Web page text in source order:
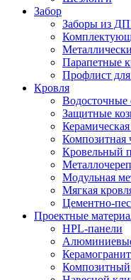
Забор
Заборы из
Парапетные
Профлист для
Кровля
Водосточные
Защитные
Композитная
Кровельный
Модульная
Мягкая
Цементно-
Проектные
HPL-панели
Композитный